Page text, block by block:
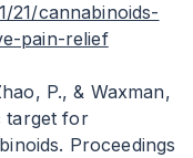
21/cannabinoids-
pain-relief
P., & Waxman,
target for
Proceedings